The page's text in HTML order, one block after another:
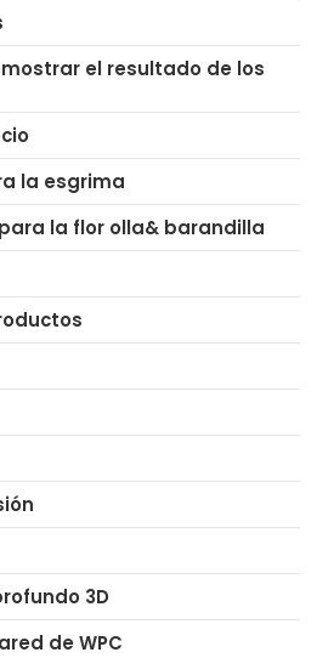
el resultado de los
la esgrima
la flor olla& barandilla
3D
de WPC